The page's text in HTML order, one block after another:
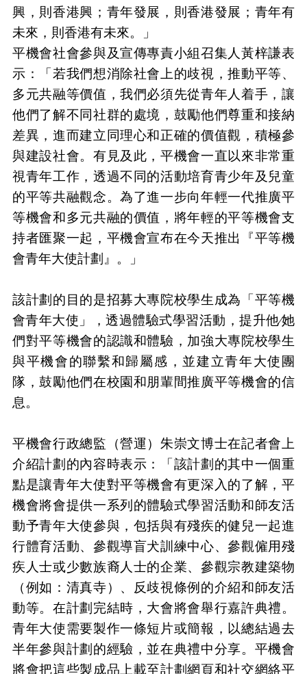
興，則香港興；青年發展，則香港發展；青年有
未來，則香港有未來。」
平機會社會參與及宣傳專責小組召集人黃梓謙表
示：「若我們想消除社會上的歧視，推動平等、
多元共融等價值，我們必須先從青年人着手，讓
他們了解不同社群的處境，鼓勵他們尊重和接納
差異，進而建立同理心和正確的價值觀，積極參
與建設社會。有見及此，平機會一直以來非常重
視青年工作，透過不同的活動培育青少年及兒童
的平等共融觀念。為了進一步向年輕一代推廣平
等機會和多元共融的價值，將年輕的平等機會支
持者匯聚一起，平機會宣布在今天推出『平等機
會青年大使計劃』。」
該計劃的目的是招募大專院校學生成為「平等機
會青年大使」，透過體驗式學習活動，提升他∕她
們對平等機會的認識和體驗，加強大專院校學生
與平機會的聯繫和歸屬感，並建立青年大使團
隊，鼓勵他們在校園和朋輩間推廣平等機會的信
息。
平機會行政總監（營運）朱崇文博士在記者會上
介紹計劃的內容時表示：「該計劃的其中一個重
點是讓青年大使對平等機會有更深入的了解，平
機會將會提供一系列的體驗式學習活動和師友活
動予青年大使參與，包括與有殘疾的健兒一起進
行體育活動、參觀導盲犬訓練中心、參觀僱用殘
疾人士或少數族裔人士的企業、參觀宗教建築物
（例如：清真寺）、反歧視條例的介紹和師友活
動等。在計劃完結時，大會將會舉行嘉許典禮。
青年大使需要製作一條短片或簡報，以總結過去
半年參與計劃的經驗，並在典禮中分享。平機會
將會把這些製成品上載至計劃網頁和社交網絡平